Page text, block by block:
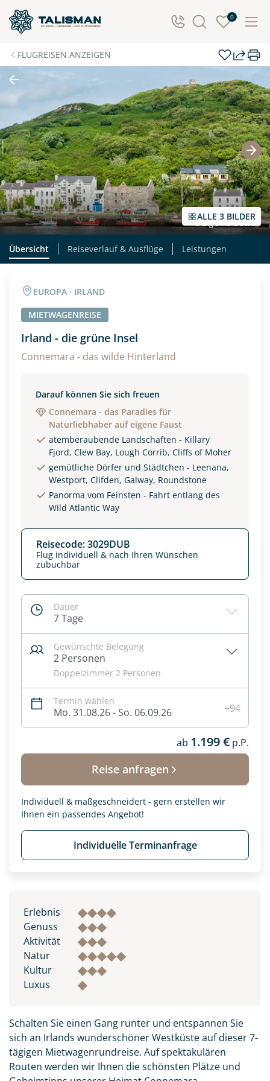
0
FLUGREISEN ANZEIGEN
ALLE 3 BILDER
© Big Smoke Studio
Übersicht Reiseverlauf & Ausflüge Leistungen
EUROPA · IRLAND
MIETWAGENREISE
Irland - die grüne Insel
Connemara - das wilde Hinterland
Darauf können Sie sich freuen
Connemara - das Paradies für
Naturliebhaber auf eigene Faust
atemberaubende Landschaften - Killary
Fjord, Clew Bay, Lough Corrib, Cliffs of Moher
gemütliche Dörfer und Städtchen - Leenana,
Westport, Clifden, Galway, Roundstone
Panorma vom Feinsten - Fahrt entlang des
Wild Atlantic Way
Reisecode: 3029DUB
Flug individuell & nach Ihren Wünschen
zubuchbar
Dauer
7 Tage
Gewünschte Belegung
2 Personen
Doppelzimmer 2 Personen
Termin wählen
Mo. 31.08.26 - So. 06.09.26 +94
ab 1.199 € p.P.
Reise anfragen
Individuell & maßgeschneidert - gern erstellen wir
Ihnen ein passendes Angebot!
Individuelle Terminanfrage
Erlebnis
Genuss
Aktivität
Natur
Kultur
Luxus
Schalten Sie einen Gang runter und entspannen Sie
sich an Irlands wunderschöner Westküste auf dieser 7-
tägigen Mietwagenrundreise. Auf spektakulären
Routen werden wir Ihnen die schönsten Plätze und
Individuelle Anfrage
Herzlichen Dank für Ihre Kontaktaufnahme! Ihr Urlaub
- so individuell wie Sie. Teilen Sie uns Ihre
Wunschtermine für die Reise mit. Wir prüfen die
Verfügbarkeit und kontaktieren Sie, um alles Weitere
zu besprechen. Gemeinsam gestalten wir Ihre
Traumreise.
Persönliche Daten
Vorname Nachname
E-Mail* Telefon
Alter
Unterkunft
EZ Familienzimmer
Reisebeginn
Option 2
Weitere Informationen
Datenschutz & Transparenz ist uns sehr wichtig!
Die Anfrage wird via SSL verschlüsselt an unseren Server
geschickt. Mit Absenden des Formulars, erklären Sie, dass
Datenschutzerklärung Widerrufhinweise
Kenntnis genommen und akzeptiert haben.